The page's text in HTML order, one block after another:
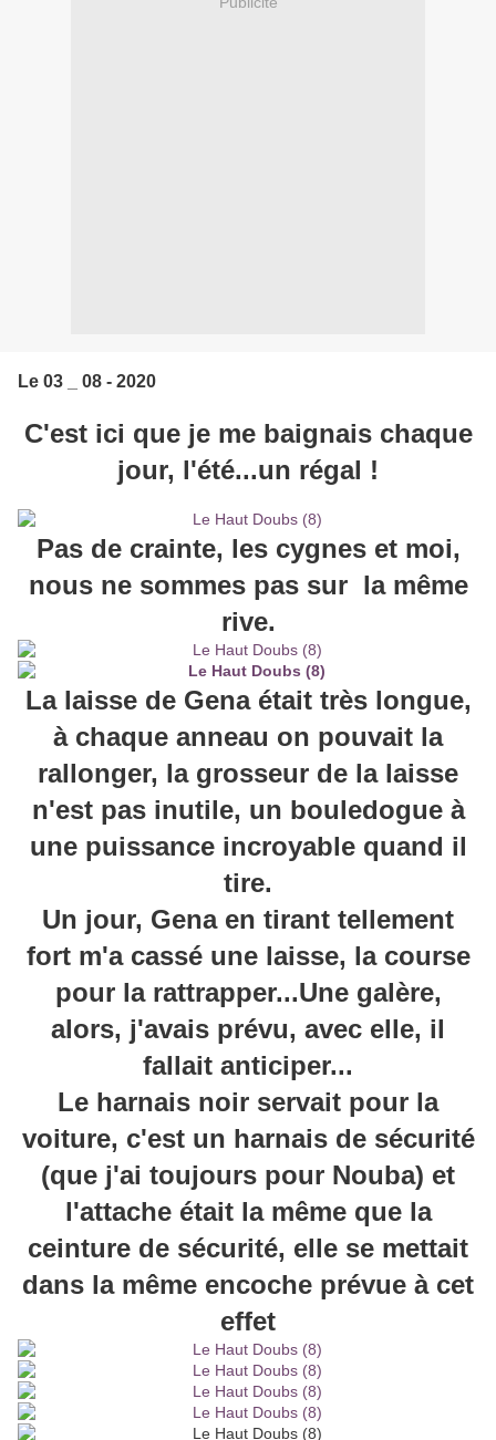
Le 03 _ 08 - 2020
C'est ici que je me baignais chaque
jour, l'été...un régal !
Pas de crainte, les cygnes et moi,
nous ne sommes pas sur la même
rive.
La laisse de Gena était très longue,
à chaque anneau on pouvait la
rallonger, la grosseur de la laisse
n'est pas inutile, un bouledogue à
une puissance incroyable quand il
tire.
Un jour, Gena en tirant tellement
fort m'a cassé une laisse, la course
pour la rattrapper...Une galère,
alors, j'avais prévu, avec elle, il
fallait anticiper...
Le harnais noir servait pour la
voiture, c'est un harnais de sécurité
(que j'ai toujours pour Nouba) et
l'attache était la même que la
ceinture de sécurité, elle se mettait
dans la même encoche prévue à cet
effet